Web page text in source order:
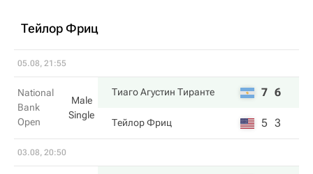
Тейлор Фриц
05.08, 21:55
National
Bank
Open
Male
Single
Тиаго Агустин Тиранте 7 6
Тейлор Фриц 5 3
03.08, 20:50